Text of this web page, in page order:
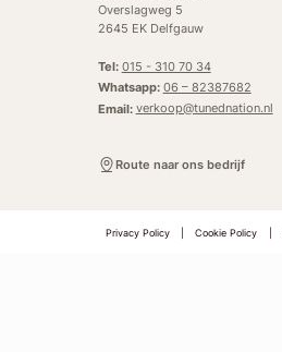
Overslagweg 5
2645 EK Delfgauw
Tel: 015 - 310 70 34
Whatsapp: 06 – 82387682
Email: verkoop@tunednation.nl
Route naar ons bedrijf
Privacy Policy Cookie Policy